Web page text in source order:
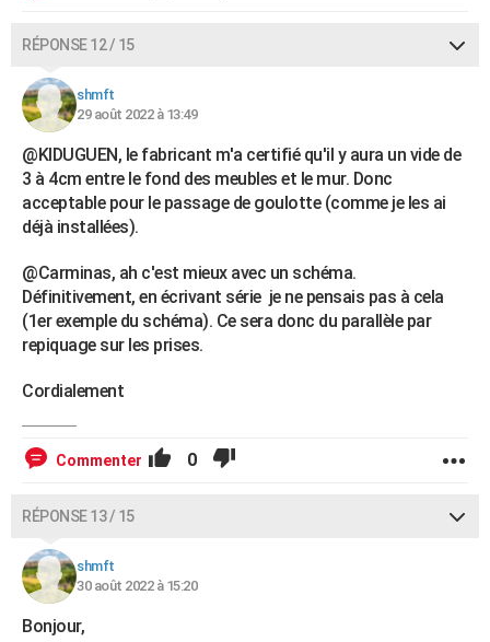
RÉPONSE 12 / 15
shmft
29 août 2022 à 13:49
@KIDUGUEN, le fabricant m'a certifié qu'il y aura un vide de
3 à 4cm entre le fond des meubles et le mur. Donc
acceptable pour le passage de goulotte (comme je les ai
déjà installées).
@Carminas, ah c'est mieux avec un schéma.
Définitivement, en écrivant série je ne pensais pas à cela
(1er exemple du schéma). Ce sera donc du parallèle par
repiquage sur les prises.
Cordialement
Commenter 0
RÉPONSE 13 / 15
shmft
30 août 2022 à 15:20
Bonjour,